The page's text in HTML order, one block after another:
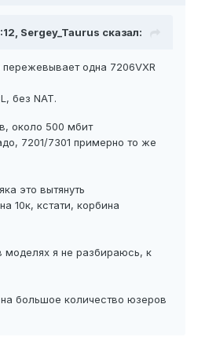
Sergey_Taurus сказал:
пережевывает одна 7206VXR
без NAT.
около 500 мбит
7201/7301 примерно то же
это вытянуть
10к, кстати, корбина
моделях я не разбираюсь, к
большое количество юзеров